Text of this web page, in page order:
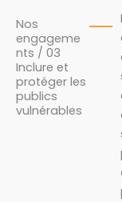
Nos
engageme
nts / 03
Inclure et
protéger les
publics
vulnérables